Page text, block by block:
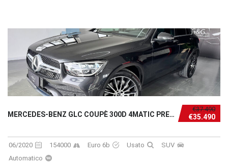
€37.490
€35.490
MERCEDES-BENZ GLC COUPÈ 300D 4MATIC PREMIUM AMG
06/2020 154000 Euro 6b Usato
SUV
Automatico